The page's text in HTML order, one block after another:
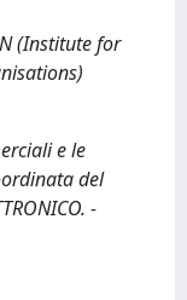
(Institute for
e le
del
-